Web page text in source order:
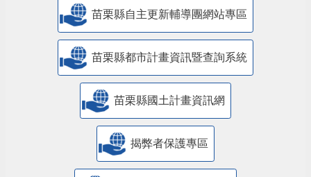
苗栗縣自主更新輔導團網站專區
苗栗縣都市計畫資訊暨查詢系統
苗栗縣國土計畫資訊網
揭弊者保護專區